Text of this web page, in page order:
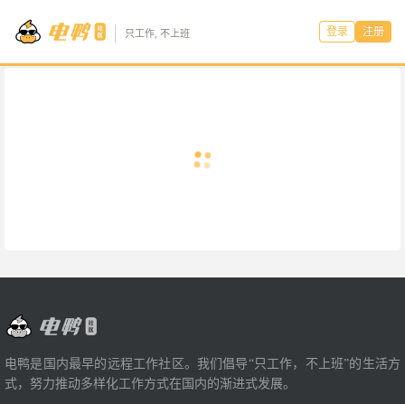
只工作, 不上班 登录 注册
电鸭是国内最早的远程工作社区。我们倡导“只工作，不上班”的生活方
式，努力推动多样化工作方式在国内的渐进式发展。